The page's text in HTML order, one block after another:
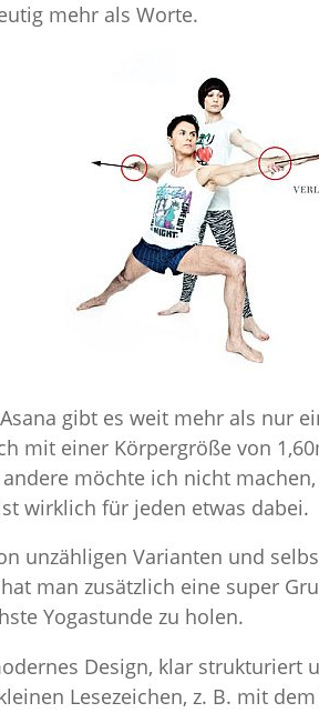
mehr als Worte.
gibt es weit mehr als nur
mit einer Körpergröße von
möchte ich nicht
wirklich für jeden etwas dabei.
unzähligen Varianten und
man zusätzlich eine super
Yogastunde zu holen.
Design, klar strukturiert
Lesezeichen, z. B. mit